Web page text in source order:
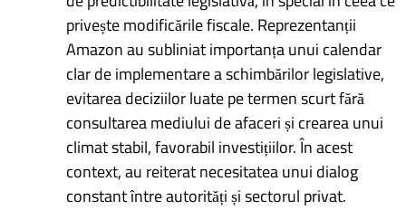
privește modificările fiscale. Reprezentanții
Amazon au subliniat importanța unui calendar
clar de implementare a schimbărilor legislative,
evitarea deciziilor luate pe termen scurt fără
consultarea mediului de afaceri și crearea unui
climat stabil, favorabil investițiilor. În acest
context, au reiterat necesitatea unui dialog
constant între autorități și sectorul privat.